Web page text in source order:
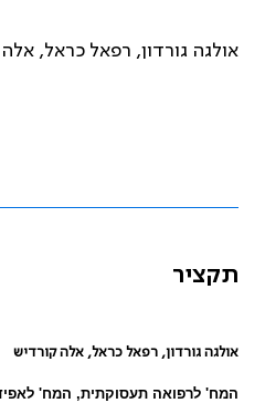
אולגה גורדון, רפאל כראל,
תקציר
אולגה גורדון, רפאל כראל, אלה קורדיש
המח' לרפואה תעסוקתית, המח'